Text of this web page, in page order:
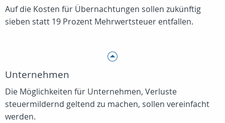
Auf die Kosten für Übernachtungen sollen zukünftig
sieben statt 19 Prozent Mehrwertsteuer entfallen.
Unternehmen
Die Möglichkeiten für Unternehmen, Verluste
steuermildernd geltend zu machen, sollen vereinfacht
werden.